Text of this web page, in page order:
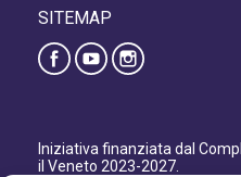
SITEMAP
Iniziativa finanziata dal
il Veneto 2023-2027.